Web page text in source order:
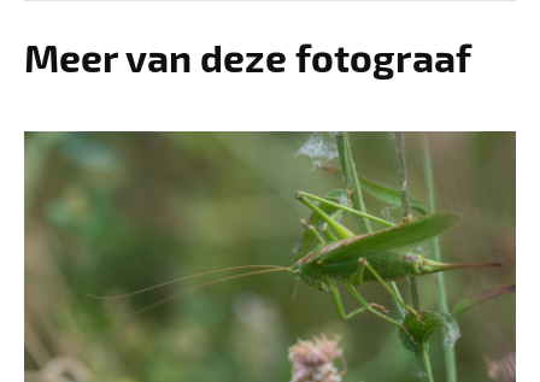
Meer van deze fotograaf